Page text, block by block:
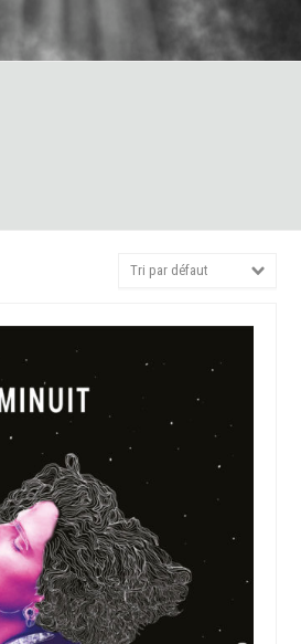
Tri par défaut